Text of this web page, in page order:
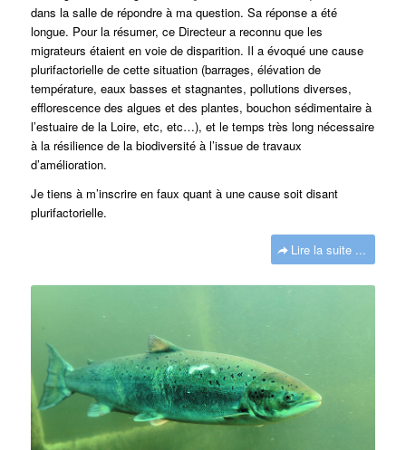
dans la salle de répondre à ma question. Sa réponse a été
longue. Pour la résumer, ce Directeur a reconnu que les
migrateurs étaient en voie de disparition. Il a évoqué une cause
plurifactorielle de cette situation (barrages, élévation de
température, eaux basses et stagnantes, pollutions diverses,
efflorescence des algues et des plantes, bouchon sédimentaire à
l’estuaire de la Loire, etc, etc…), et le temps très long nécessaire
à la résilience de la biodiversité à l’issue de travaux
d’amélioration.
Je tiens à m’inscrire en faux quant à une cause soit disant
plurifactorielle.
Lire la suite ...